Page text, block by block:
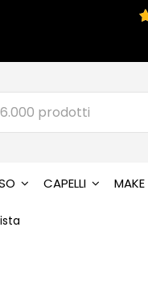
CAPELLI MAKE